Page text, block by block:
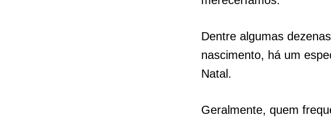
Dentre algumas
nascimento, há um
Natal.
Geralmente, quem